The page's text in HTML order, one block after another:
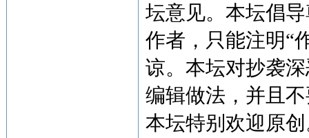
坛意见。本坛倡
作者，只能注明“
谅。本坛对抄袭
编辑做法，并且
本坛特别欢迎原